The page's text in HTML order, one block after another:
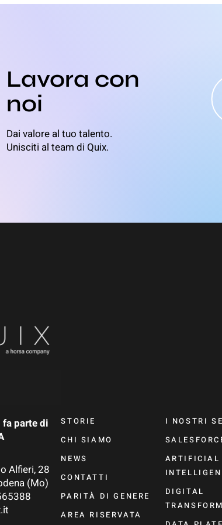
Lavora con
noi
Dai valore al tuo talento.
Unisciti al team di Quix.
parte di
Alfieri, 28
(Mo)
STORIE
CHI SIAMO
NEWS
CONTATTI
PARITÀ DI GENERE
AREA RISERVATA
I NOSTRI
ARTIFICIAL
DIGITAL